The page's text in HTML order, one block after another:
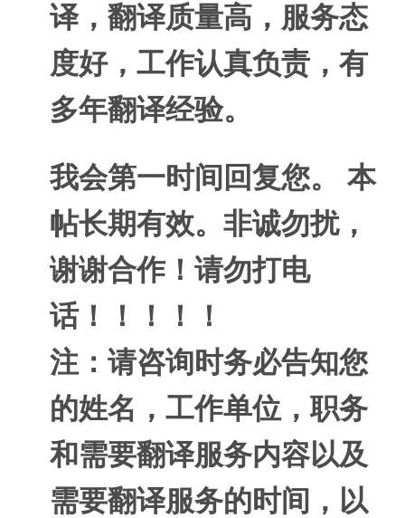
译，翻译质量高，服务态
度好，工作认真负责，有
多年翻译经验。
我会第一时间回复您。 本
帖长期有效。非诚勿扰，
谢谢合作！请勿打电
话！！！！！
注：请咨询时务必告知您
的姓名，工作单位，职务
和需要翻译服务内容以及
需要翻译服务的时间，以